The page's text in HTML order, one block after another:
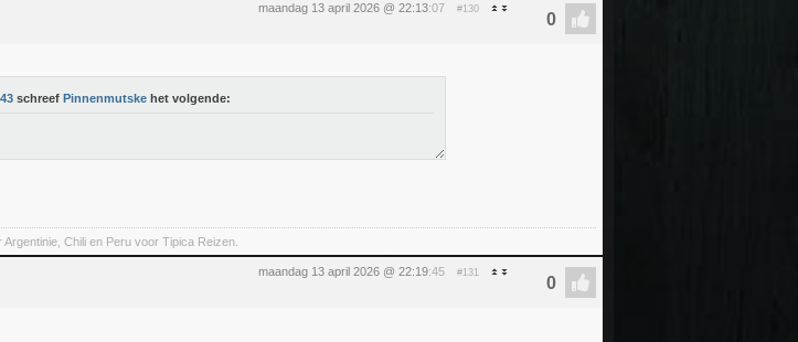
maandag 13 april 2026 @ 22:13:07 #130
schreef Pinnenmutske het volgende:
Chili en Peru voor Tipica Reizen.
maandag 13 april 2026 @ 22:19:45 #131